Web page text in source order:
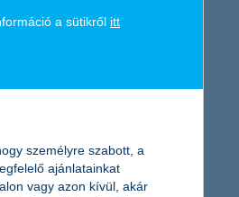
kis mértékű
a sütikről itt
személyre szabott, a
ajánlatainkat
vagy azon kívül, akár